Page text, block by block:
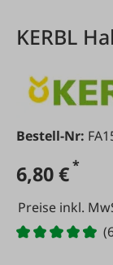
KERBL
Bestell-Nr:
6,80 €*
Preise inkl.